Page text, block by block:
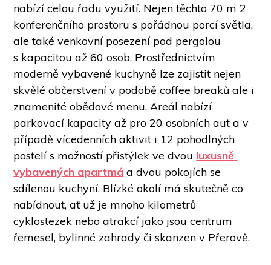
nabízí celou řadu využití. Nejen těchto 70 m 2
konferenčního prostoru s pořádnou porcí světla,
ale také venkovní posezení pod pergolou
s kapacitou až 60 osob. Prostřednictvím
moderně vybavené kuchyně lze zajistit nejen
skvělé občerstvení v podobě coffee breaků ale i
znamenité obědové menu. Areál nabízí
parkovací kapacity až pro 20 osobních aut a v
případě vícedenních aktivit i 12 pohodlných
postelí s možností přistýlek ve dvou luxusně
vybavených apartmá a dvou pokojích se
sdílenou kuchyní. Blízké okolí má skutečně co
nabídnout, ať už je mnoho kilometrů
cyklostezek nebo atrakcí jako jsou centrum
řemesel, bylinné zahrady či skanzen v Přerově.